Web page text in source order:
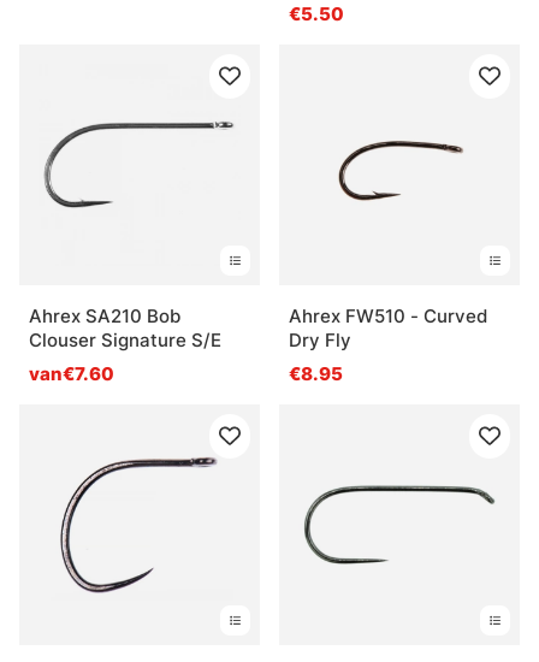
€5.50
Ahrex SA210 Bob
Clouser Signature S/E
van€7.60
Ahrex FW510 - Curved
Dry Fly
€8.95